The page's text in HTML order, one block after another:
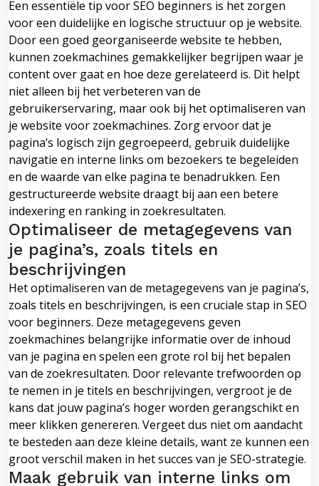
Een essentiële tip voor SEO beginners is het zorgen
voor een duidelijke en logische structuur op je website.
Door een goed georganiseerde website te hebben,
kunnen zoekmachines gemakkelijker begrijpen waar je
content over gaat en hoe deze gerelateerd is. Dit helpt
niet alleen bij het verbeteren van de
gebruikerservaring, maar ook bij het optimaliseren van
je website voor zoekmachines. Zorg ervoor dat je
pagina’s logisch zijn gegroepeerd, gebruik duidelijke
navigatie en interne links om bezoekers te begeleiden
en de waarde van elke pagina te benadrukken. Een
gestructureerde website draagt bij aan een betere
indexering en ranking in zoekresultaten.
Optimaliseer de metagegevens van
je pagina’s, zoals titels en
beschrijvingen
Het optimaliseren van de metagegevens van je pagina’s,
zoals titels en beschrijvingen, is een cruciale stap in SEO
voor beginners. Deze metagegevens geven
zoekmachines belangrijke informatie over de inhoud
van je pagina en spelen een grote rol bij het bepalen
van de zoekresultaten. Door relevante trefwoorden op
te nemen in je titels en beschrijvingen, vergroot je de
kans dat jouw pagina’s hoger worden gerangschikt en
meer klikken genereren. Vergeet dus niet om aandacht
te besteden aan deze kleine details, want ze kunnen een
groot verschil maken in het succes van je SEO-strategie.
Maak gebruik van interne links om